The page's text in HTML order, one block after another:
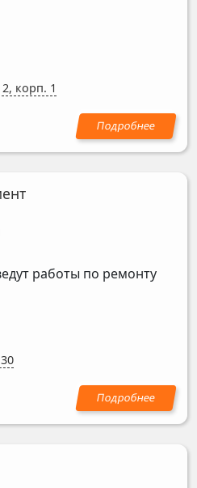
корп. 1
работы по ремонту